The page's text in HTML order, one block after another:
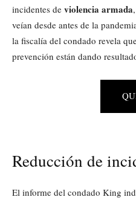
incidentes de violencia armada
veían desde antes de la
la fiscalía del condado revela
prevención están dando
Reducción de
El informe del condado King